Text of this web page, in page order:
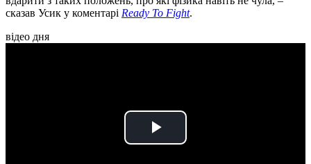
сказав Усик у коментарі Ready To Fight.
відео дня
Play